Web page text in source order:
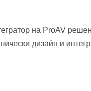
на ProAV
дизайн и